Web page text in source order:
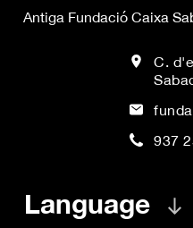
Antiga Fundació Caixa
C.
937
Language